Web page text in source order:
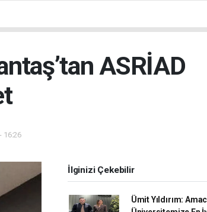
ASRİAD
16:26
İlginizi Çekebilir
Ümit Yıldırım: